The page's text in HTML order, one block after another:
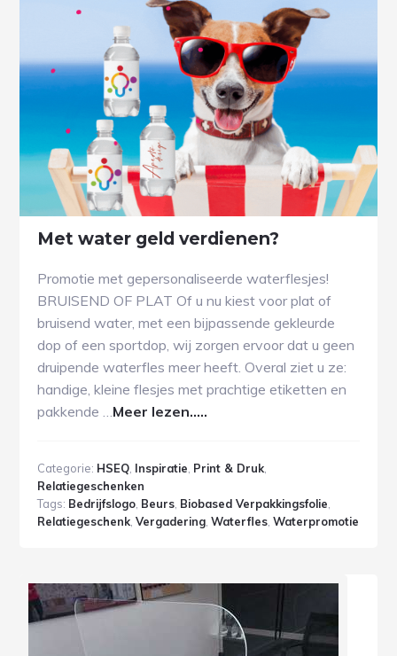
Met water geld verdienen?
Promotie met gepersonaliseerde waterflesjes!
BRUISEND OF PLAT Of u nu kiest voor plat of
bruisend water, met een bijpassende gekleurde
dop of een sportdop, wij zorgen ervoor dat u geen
druipende waterfles meer heeft. Overal ziet u ze:
handige, kleine flesjes met prachtige etiketten en
pakkende … Meer lezen.....
Categorie: HSEQ Inspiratie Print & Druk
Relatiegeschenken
Tags: Bedrijfslogo Beurs Biobased Verpakkingsfolie
Relatiegeschenk ,Vergadering ,Waterfles ,Waterpromotie